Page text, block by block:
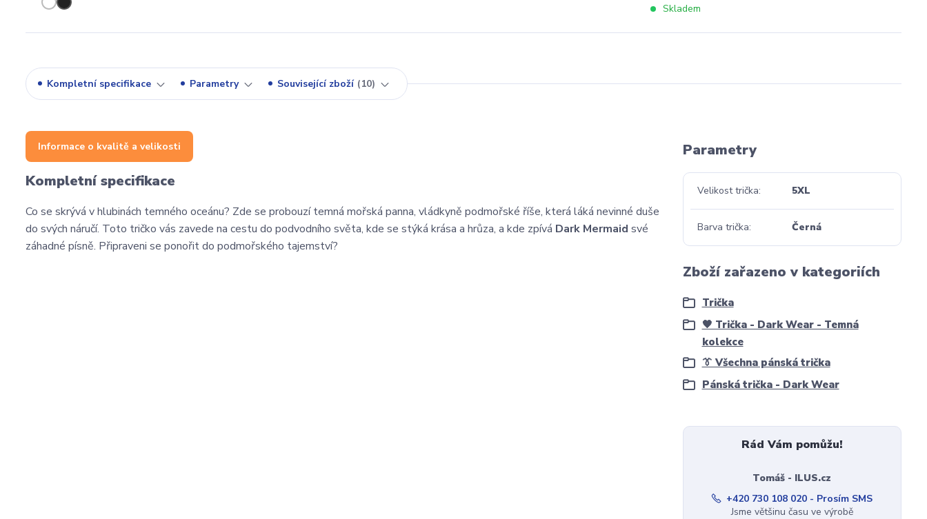
Skladem
Kompletní specifikace Parametry Související zboží 10
Informace o kvalitě a velikosti
Kompletní specifikace
Co se skrývá v hlubinách temného oceánu? Zde se probouzí temná mořská panna, vládkyně podmořské říše, která láká nevinné duše
do svých náručí. Toto tričko vás zavede na cestu do podvodního světa, kde se stýká krása a hrůza, a kde zpívá Dark Mermaid své
záhadné písně. Připraveni se ponořit do podmořského tajemství?
Parametry
Velikost trička 5XL
Barva trička Černá
Zboží zařazeno v kategoriích
Trička
🖤 Trička - Dark Wear - Temná
kolekce
👔 Všechna pánská trička
Pánská trička - Dark Wear
Rád Vám pomůžu!
Tomáš - ILUS.cz
+420 730 108 020 - Prosím SMS
Jsme většinu času ve výrobě